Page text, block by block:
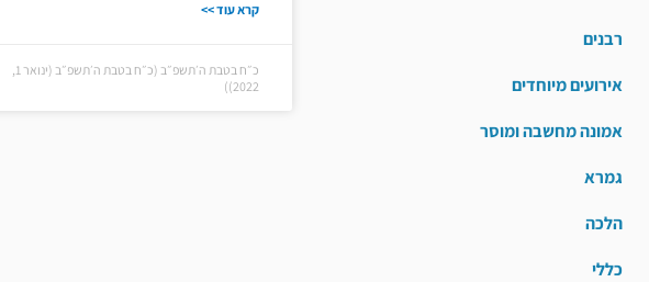
רבנים
אירועים מיוחדים
אמונה מחשבה ומוסר
גמרא
הלכה
כללי
קרא עוד >>
כ״ח בטבת ה׳תשפ״ב (כ״ח בטבת ה׳תשפ״ב (ינואר 1,
2022))